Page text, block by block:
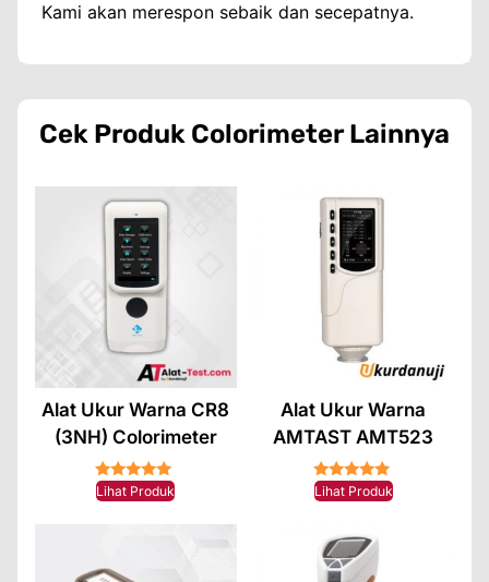
Kami akan merespon sebaik dan secepatnya.
Cek Produk ColorimeterLainnya
Alat Ukur Warna CR8
(3NH) Colorimeter
★★★★★
Lihat Produk
Alat Ukur Warna
AMTAST AMT523
★★★★★
Lihat Produk